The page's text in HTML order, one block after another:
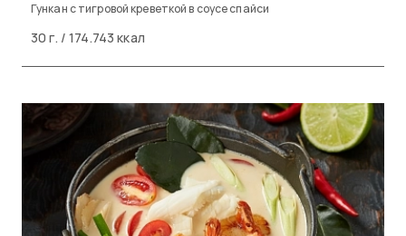
Гункан с тигровой креветкой в соусе спайси
30 г. / 174.743 ккал